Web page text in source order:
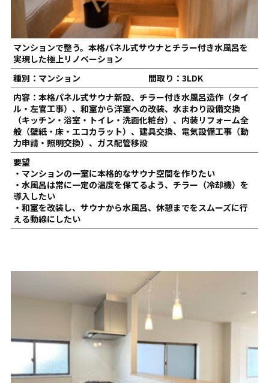
マンションで整う。本格パネル式サウナとチラー付き水風呂を
実現した極上リノベーション
種別：マンション
間取り：3LDK
内容：本格パネル式サウナ新設、チラー付き水風呂造作（タイ
ル・左官工事）、和室から洋室への改装、水まわり設備交換
（キッチン・浴室・トイレ・洗面化粧台）、内装リフォーム全
般（壁紙・床・エコカラット）、建具交換、電気設備工事（動
力申請・照明交換）、ガス配管移設
要望
・マンションの一室に本格的なサウナ空間を作りたい
・水風呂は常に一定の温度を保てるよう、チラー（冷却機）を
導入したい
・和室を改装し、サウナから水風呂、休憩までをスムーズに行
える動線にしたい